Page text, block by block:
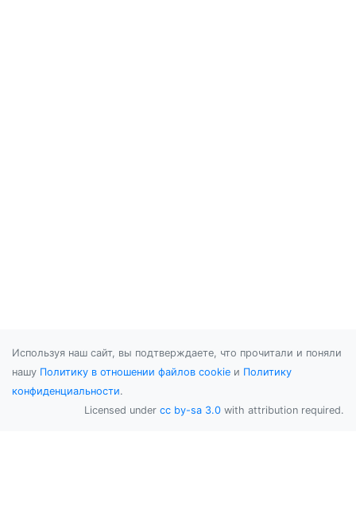
Используя наш сайт, вы подтверждаете, что прочитали и поняли
нашу Политику в отношении файлов cookie и Политику
конфиденциальности.
Licensed under cc by-sa 3.0 with attribution required.